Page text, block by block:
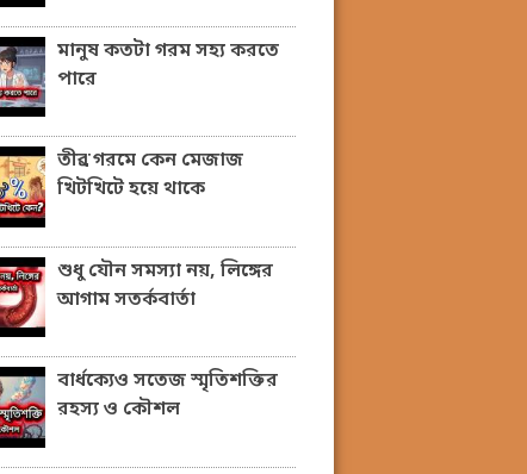
মানুষ কতটা গরম সহ্য করতে
পারে
তীব্র গরমে কেন মেজাজ
খিটখিটে হয়ে থাকে
শুধু যৌন সমস্যা নয়, লিঙ্গের
আগাম সতর্কবার্তা
বার্ধক্যেও সতেজ স্মৃতিশক্তির
রহস্য ও কৌশল